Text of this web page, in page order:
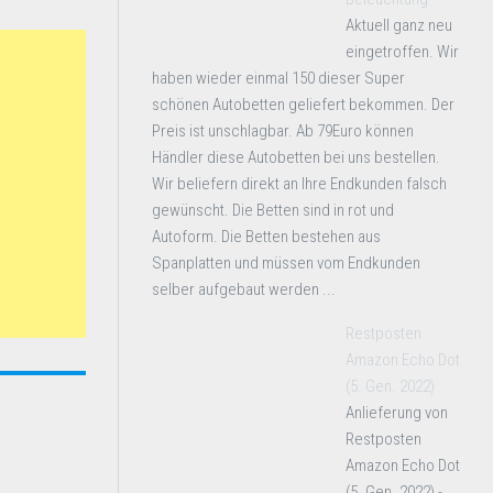
Aktuell ganz neu
eingetroffen. Wir
haben wieder einmal 150 dieser Super
schönen Autobetten geliefert bekommen. Der
Preis ist unschlagbar. Ab 79Euro können
Händler diese Autobetten bei uns bestellen.
Wir beliefern direkt an Ihre Endkunden falsch
gewünscht. Die Betten sind in rot und
Autoform. Die Betten bestehen aus
Spanplatten und müssen vom Endkunden
selber aufgebaut werden ...
Restposten
Amazon Echo Dot
(5. Gen. 2022)
Anlieferung von
Restposten
Amazon Echo Dot